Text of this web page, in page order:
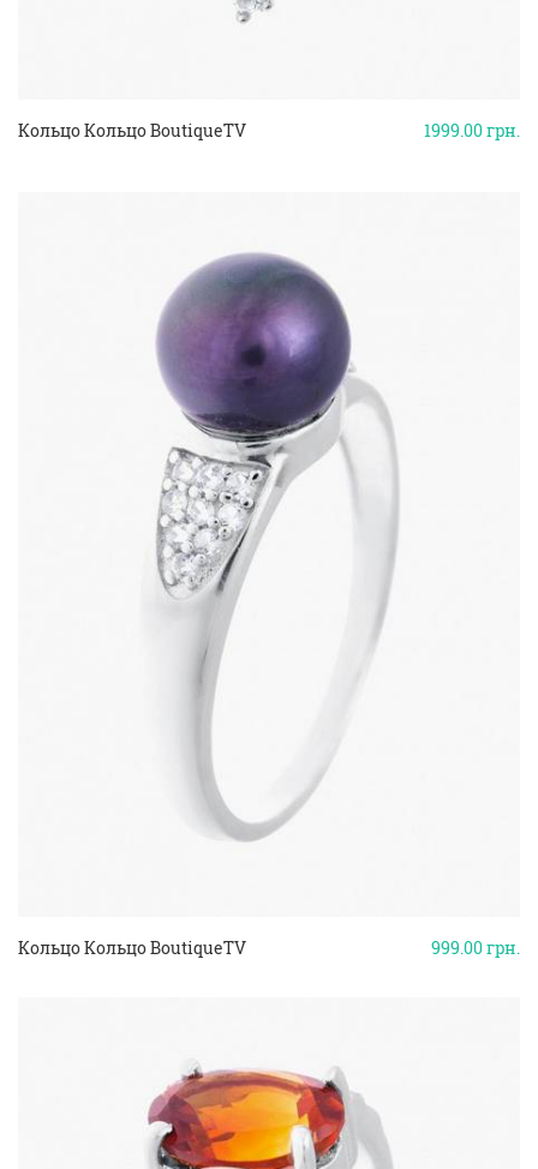
1999.00грн.
Кольцо Кольцо BoutiqueTV
999.00грн.
Кольцо Кольцо BoutiqueTV